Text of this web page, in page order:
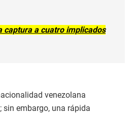
captura a cuatro implicados
venezolana
sin embargo, una rápida